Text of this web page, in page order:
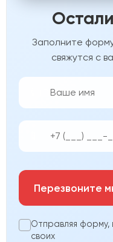
Заполните
свяжутся с
Перезвоните
Отправляя форму,
своих